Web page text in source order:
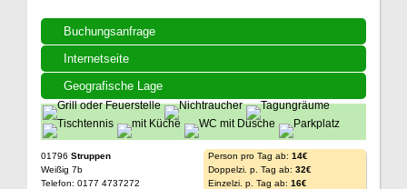
Buchungsanfrage
Internetseite
Geografische Lage
01796 Struppen
Weißig 7b
Telefon: 0177 4737272
Person pro Tag ab: 14€
Doppelzi. p. Tag ab: 32€
Einzelzi. p. Tag ab: 16€